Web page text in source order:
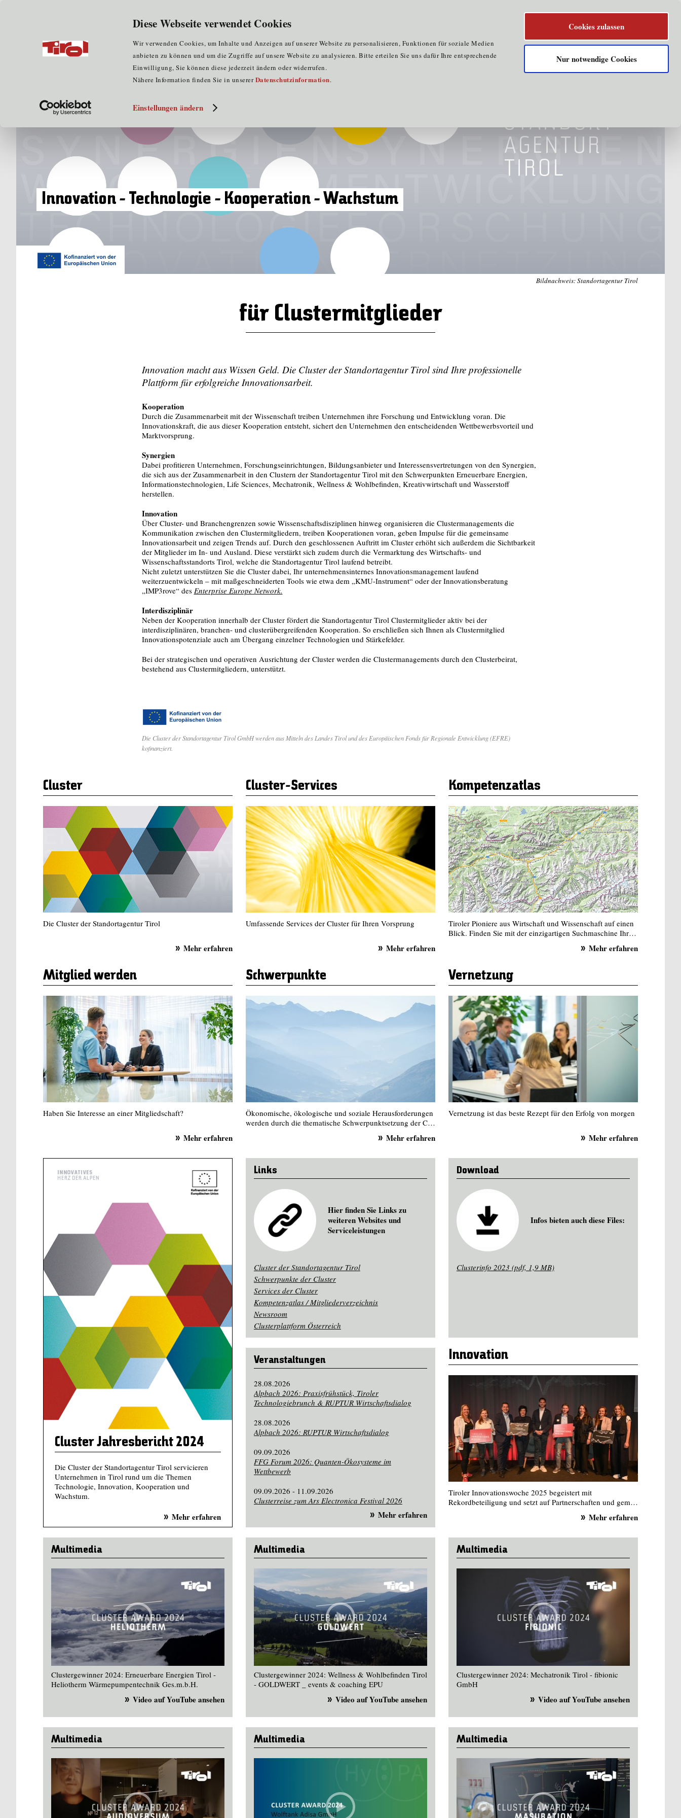
Diese Webseite verwendet Cookies
Wir verwenden Cookies, um Inhalte und Anzeigen auf unserer Website zu personalisieren, Funktionen für soziale Medien
anbieten zu können und um die Zugriffe auf unsere Website zu analysieren. Bitte erteilen Sie uns dafür Ihre entsprechende
Einwilligung, Sie können diese jederzeit ändern oder widerrufen.
Nähere Information finden Sie in unsererDatenschutzinformation.
Einstellungen ändern
Cookies zulassen
Nur notwendige Cookies
Home für Clustermitglieder
Bildnachweis: Standortagentur Tirol
Innovation - Technologie - Kooperation - Wachstum
für Clustermitglieder
Innovation macht aus Wissen Geld. Die Cluster der Standortagentur Tirol sind Ihre professionelle
Plattform für erfolgreiche Innovationsarbeit.
Kooperation
Durch die Zusammenarbeit mit der Wissenschaft treiben Unternehmen ihre Forschung und Entwicklung voran. Die
Innovationskraft, die aus dieser Kooperation entsteht, sichert den Unternehmen den entscheidenden Wettbewerbsvorteil und
Marktvorsprung.
Synergien
Dabei profitieren Unternehmen, Forschungseinrichtungen, Bildungsanbieter und Interessensvertretungen von den Synergien,
die sich aus der Zusammenarbeit in den Clustern der Standortagentur Tirol mit den Schwerpunkten Erneuerbare Energien,
Informationstechnologien, Life Sciences, Mechatronik, Wellness & Wohlbefinden, Kreativwirtschaft und Wasserstoff
herstellen.
Innovation
Über Cluster- und Branchengrenzen sowie Wissenschaftsdisziplinen hinweg organisieren die Clustermanagements die
Kommunikation zwischen den Clustermitgliedern, treiben Kooperationen voran, geben Impulse für die gemeinsame
Innovationsarbeit und zeigen Trends auf. Durch den geschlossenen Auftritt im Cluster erhöht sich außerdem die Sichtbarkeit
der Mitglieder im In- und Ausland. Diese verstärkt sich zudem durch die Vermarktung des Wirtschafts- und
Wissenschaftsstandorts Tirol, welche die Standortagentur Tirol laufend betreibt.
Nicht zuletzt unterstützen Sie die Cluster dabei, Ihr unternehmensinternes Innovationsmanagement laufend
weiterzuentwickeln – mit maßgeschneiderten Tools wie etwa dem „KMU-Instrument“ oder der Innovationsberatung
„IMP3rove“ des Enterprise Europe Network.
Interdisziplinär
Neben der Kooperation innerhalb der Cluster fördert die Standortagentur Tirol Clustermitglieder aktiv bei der
interdisziplinären, branchen- und clusterübergreifenden Kooperation. So erschließen sich Ihnen als Clustermitglied
Innovationspotenziale auch am Übergang einzelner Technologien und Stärkefelder.
Bei der strategischen und operativen Ausrichtung der Cluster werden die Clustermanagements durch den Clusterbeirat,
bestehend aus Clustermitgliedern, unterstützt.
Die Cluster der Standortagentur Tirol GmbH werden aus Mitteln des Landes Tirol und des Europäischen Fonds für Regionale Entwicklung (EFRE)
kofinanziert.
Cluster
Die Cluster der Standortagentur Tirol
Mehr erfahren
Cluster-Services
Umfassende Services der Cluster für Ihren Vorsprung
Mehr erfahren
Kompetenzatlas
Tiroler Pioniere aus Wirtschaft und Wissenschaft auf einen
Blick. Finden Sie mit der einzigartigen Suchmaschine Ihr…
Mehr erfahren
Mitglied werden
Haben Sie Interesse an einer Mitgliedschaft?
Mehr erfahren
Schwerpunkte
Ökonomische, ökologische und soziale Herausforderungen
werden durch die thematische Schwerpunktsetzung der C…
Mehr erfahren
Vernetzung
Vernetzung ist das beste Rezept für den Erfolg von morgen
Mehr erfahren
Cluster Jahresbericht 2024
Die Cluster der Standortagentur Tirol servicieren
Unternehmen in Tirol rund um die Themen
Technologie, Innovation, Kooperation und
Wachstum.
Mehr erfahren
Links
Hier finden Sie Links zu
weiteren Websites und
Serviceleistungen
Cluster der Standortagentur Tirol
Schwerpunkte der Cluster
Services der Cluster
Kompetenzatlas / Mitgliederverzeichnis
Newsroom
Clusterplattform Österreich
Download
Infos bieten auch diese Files:
Clusterinfo 2023 (pdf, 1,9 MB)
Veranstaltungen
28.08.2026
Alpbach 2026: Praxisfrühstück, Tiroler
Technologiebrunch & RUPTUR Wirtschaftsdialog
28.08.2026
Alpbach 2026: RUPTUR Wirtschaftsdialog
09.09.2026
FFG Forum 2026: Quanten-Ökosysteme im
Wettbewerb
09.09.2026 - 11.09.2026
Clusterreise zum Ars Electronica Festival 2026
Mehr erfahren
Innovation
Tiroler Innovationswoche 2025 begeistert mit
Rekordbeteiligung und setzt auf Partnerschaften und gem…
Mehr erfahren
Multimedia
Clustergewinner 2024: Erneuerbare Energien Tirol -
Heliotherm Wärmepumpentechnik Ges.m.b.H.
Video auf YouTube ansehen
Multimedia
Clustergewinner 2024: Wellness & Wohlbefinden Tirol
- GOLDWERT _ events & coaching EPU
Video auf YouTube ansehen
Multimedia
Clustergewinner 2024: Mechatronik Tirol - fibionic
GmbH
Video auf YouTube ansehen
Multimedia Multimedia Multimedia